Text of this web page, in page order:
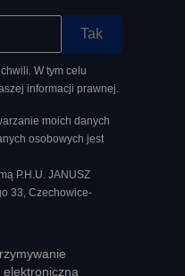
W tym celu
informacji prawnej.
moich danych
osobowych jest
P.H.U. JANUSZ
33, Czechowice-